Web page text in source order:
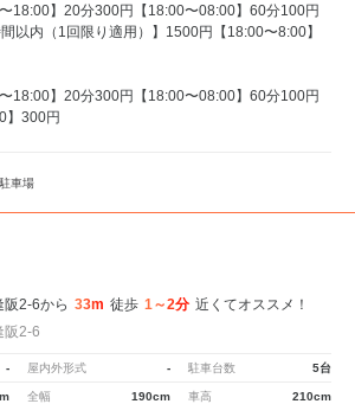
18:00】20分300円【18:00〜08:00】60分100円
以内（1回限り適用）】1500円【18:00〜8:00】
18:00】20分300円【18:00〜08:00】60分100円
】300円
車場
阪2-6から 33m 徒歩 1～2分 近くてオススメ！
阪2-6
- 屋内外形式 - 駐車台数 5台
全幅 190cm 車高 210cm